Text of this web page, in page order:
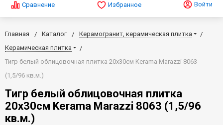
Сравнение Избранное Войти
Главная Каталог
Керамогранит, керамическая плитка
Керамическая плитка
Тигр белый облицовочная плитка 20х30см Kerama Marazzi 8063
(1,5/96 кв.м.)
Тигр белый облицовочная плитка
20х30см Kerama Marazzi 8063 (1,5/96
кв.м.)